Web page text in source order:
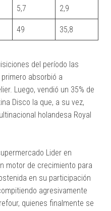
5,7 2,9
49
35,8
del período las
absorbió a
Luego, vendió un 35% de
Disco la que, a su vez,
holandesa Royal
Lider en
motor de crecimiento para
en su participación
agresivamente
quienes finalmente se